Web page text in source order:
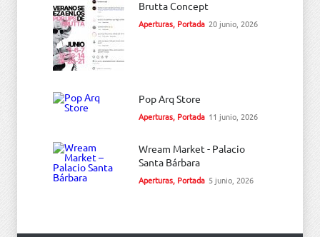
Brutta Concept
Aperturas, Portada 20 junio, 2026
Pop Arq Store
Aperturas, Portada 11 junio, 2026
Wream Market - Palacio
Santa Bárbara
Aperturas, Portada 5 junio, 2026